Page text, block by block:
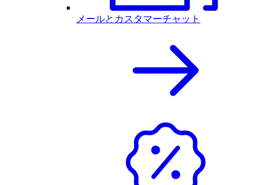
メールとカスタマーチャット